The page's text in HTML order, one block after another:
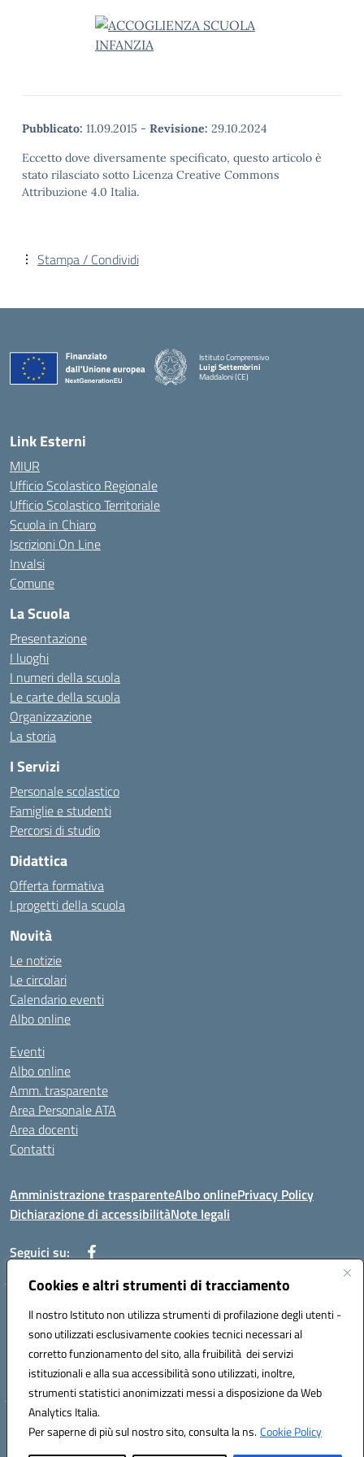
Cookies e altri strumenti di tracciamento
Il nostro Istituto non utilizza strumenti di profilazione degli utenti -
sono utilizzati esclusivamente cookies tecnici necessari al
corretto funzionamento del sito, alla fruibilità dei servizi
istituzionali e alla sua accessibilità sono utilizzati, inoltre,
strumenti statistici anonimizzati messi a disposizione da Web
Analytics Italia.
Per saperne di più sul nostro sito, consulta la ns.Cookie Policy
Pubblicato: 11.09.2015 - Revisione: 29.10.2024
Eccetto dove diversamente specificato, questo articolo è
stato rilasciato sotto Licenza Creative Commons
Attribuzione 4.0 Italia.
Stampa / Condividi
Istituto Comprensivo
Luigi Settembrini
Maddaloni (CE)
Link Esterni
MIUR
Ufficio Scolastico Regionale
Ufficio Scolastico Territoriale
Scuola in Chiaro
Iscrizioni On Line
Invalsi
Comune
La Scuola
Presentazione
I luoghi
I numeri della scuola
Le carte della scuola
Organizzazione
La storia
I Servizi
Personale scolastico
Famiglie e studenti
Percorsi di studio
Didattica
Offerta formativa
I progetti della scuola
Novità
Le notizie
Le circolari
Calendario eventi
Albo online
Eventi
Albo online
Amm. trasparente
Area Personale ATA
Area docenti
Contatti
Amministrazione trasparenteAlbo onlinePrivacy Policy
Dichiarazione di accessibilitàNote legali
Seguici su:
Indirizzo: VIA BRECCIAME, 46 - 81024 MADDALONI (CE)
Mail: CEIC8AU001@istruzione.it - Pec: CEIC8AU001@pec.istruzione.it -
Telefono: 0823408721
Meccanografico: CEIC8AU001
Codice fiscale: 93086080616
Hosting & Powered by 3D Solution S.r.l.
Concept & Design by Designers Italia